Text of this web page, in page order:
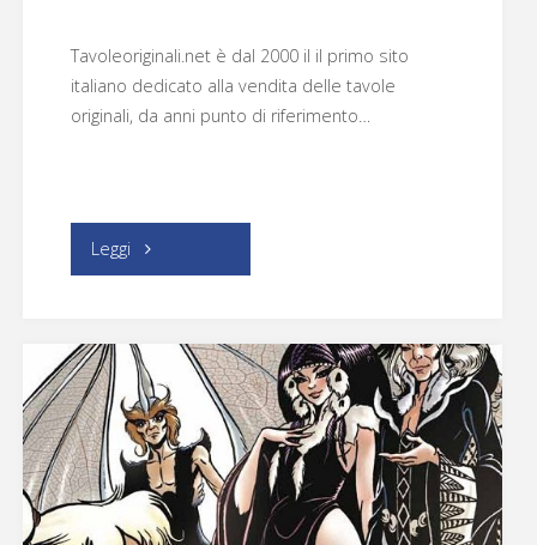
Tavoleoriginali.net è dal 2000 il il primo sito
italiano dedicato alla vendita delle tavole
originali, da anni punto di riferimento…
Leggi "Tavoleoriginali.net"